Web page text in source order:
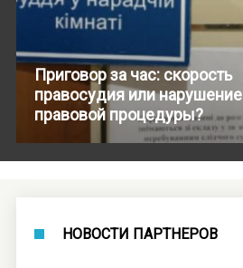
Приговор за час: скорость
правосудия или нарушение
правовой процедуры?
НОВОСТИ ПАРТНЕРОВ